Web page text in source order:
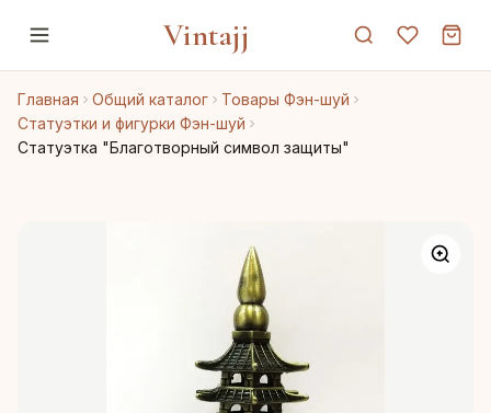
Vintajj
Главная Общий каталог
Товары Фэн-шуй
Статуэтки и фигурки Фэн-шуй
Статуэтка "Благотворный символ защиты"